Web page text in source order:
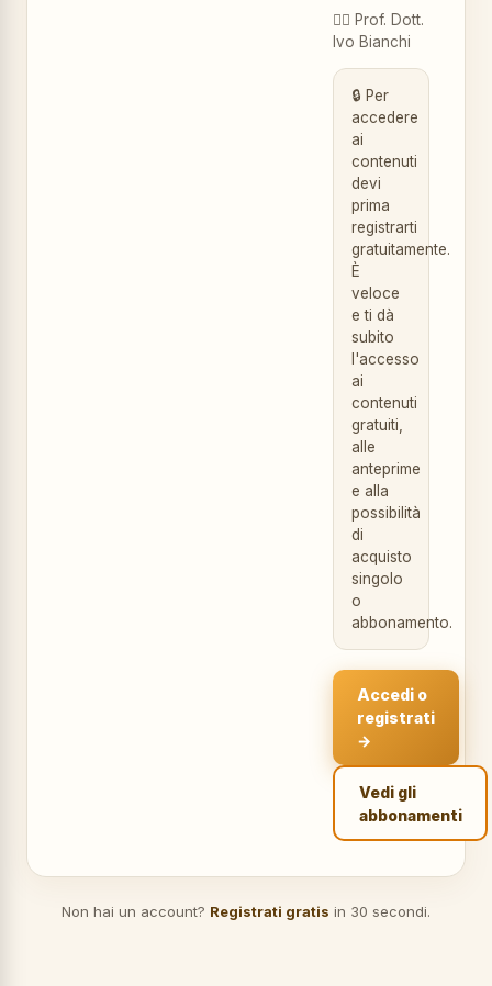
👨‍⚕️ Prof. Dott.
Ivo Bianchi
🔒 Per
accedere
ai
contenuti
devi
prima
registrarti
gratuitamente.
È
veloce
e ti dà
subito
l'accesso
ai
contenuti
gratuiti,
alle
anteprime
e alla
possibilità
di
acquisto
singolo
o
abbonamento.
Accedi o
registrati
→
Vedi gli
abbonamenti
Non hai un account? Registrati gratis in 30 secondi.